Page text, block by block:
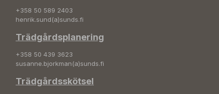
+358 50 589 2403
henrik.sund(a)sunds.fi
Trädgårdsplanering
+358 50 439 3623
susanne.bjorkman(a)sunds.fi
Trädgårdsskötsel